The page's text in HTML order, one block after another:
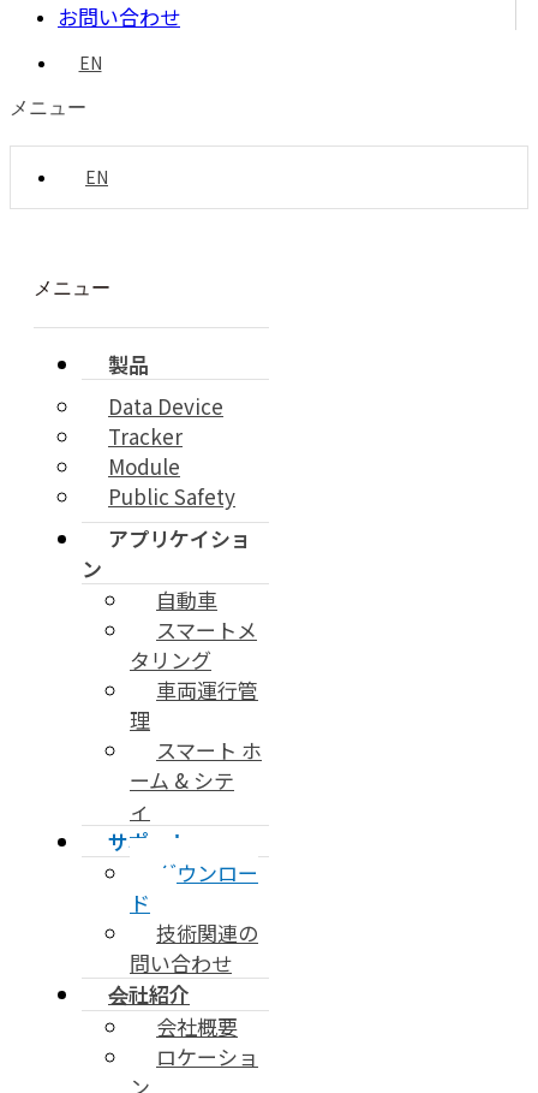
お問い合わせ
EN
メニュー
EN
メニュー
製品
Data Device
Tracker
Module
Public Safety
アプリケイショ
ン
自動車
スマートメ
タリング
車両運行管
理
スマート ホ
ーム & シテ
ィ
サポート
ダウンロー
ド
技術関連の
問い合わせ
会社紹介
会社概要
ロケーショ
ン